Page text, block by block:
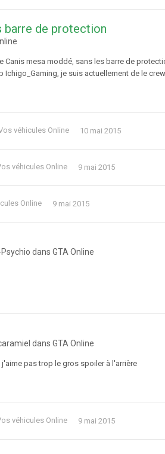
barre de protection
Canis mesa moddé, sans les barre de
je suis actuellement de le crew
véhicules Online 10 mai 2015
véhicules Online 9 mai 2015
Online 9 mai 2015
dans GTA Online
dans GTA Online
pas trop le gros spoiler à l'arrière
véhicules Online 9 mai 2015